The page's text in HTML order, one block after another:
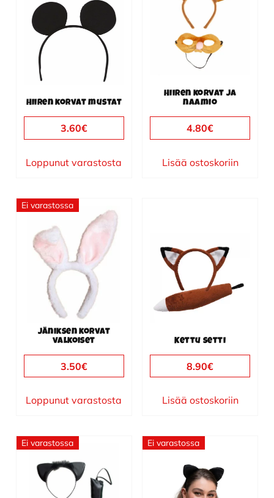
Hiiren korvat mustat
3.60€
Loppunut varastosta
Hiiren korvat ja
naamio
4.80€
Lisää ostoskoriin
Ei varastossa
Jäniksen korvat
valkoiset
3.50€
Loppunut varastosta
Kettu setti
8.90€
Lisää ostoskoriin
Ei varastossa Ei varastossa